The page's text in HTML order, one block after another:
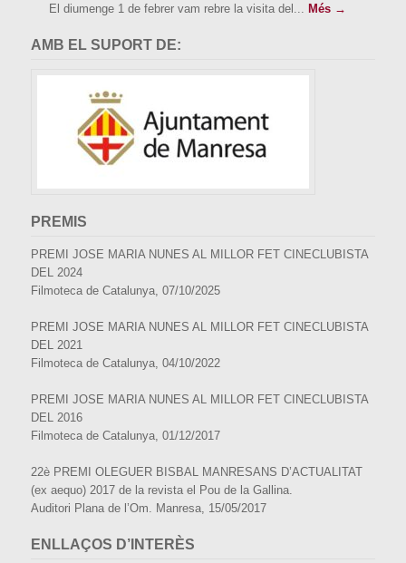
El diumenge 1 de febrer vam rebre la visita del...
Més →
AMB EL SUPORT DE:
PREMIS
PREMI JOSE MARIA NUNES AL MILLOR FET CINECLUBISTA
DEL 2024
Filmoteca de Catalunya, 07/10/2025
PREMI JOSE MARIA NUNES AL MILLOR FET CINECLUBISTA
DEL 2021
Filmoteca de Catalunya, 04/10/2022
PREMI JOSE MARIA NUNES AL MILLOR FET CINECLUBISTA
DEL 2016
Filmoteca de Catalunya, 01/12/2017
22è PREMI OLEGUER BISBAL MANRESANS D’ACTUALITAT
(ex aequo) 2017 de la revista el Pou de la Gallina.
Auditori Plana de l’Om. Manresa, 15/05/2017
ENLLAÇOS D’INTERÈS